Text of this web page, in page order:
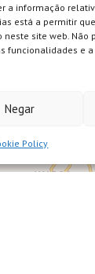
a informação
está a permitir
site web. Não
funcionalidades e
Negar
Policy